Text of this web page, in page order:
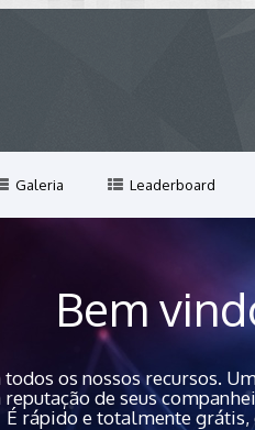
Galeria Leaderboard
Bem
os nossos recursos.
de seus
É rápido e totalmente grátis,